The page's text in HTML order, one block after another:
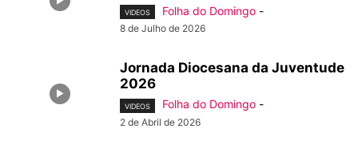
VIDEOS Folha do Domingo -
8 de Julho de 2026
Jornada Diocesana da Juventude
2026
VIDEOS Folha do Domingo -
2 de Abril de 2026